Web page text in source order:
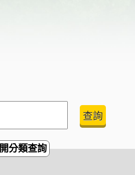
開分類查詢